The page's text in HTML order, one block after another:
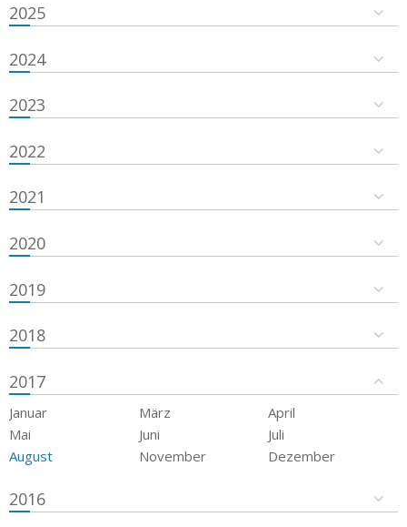
2025
2024
2023
2022
2021
2020
2019
2018
2017
Januar März
April
Mai
Juni
Juli
August
November Dezember
2016